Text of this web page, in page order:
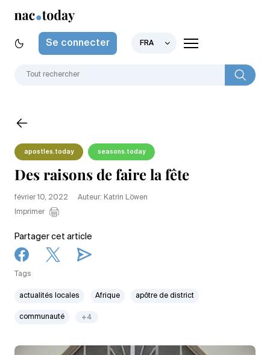
Se connecter FRA
apostles.today seasons.today
Des raisons de faire la fête
février 10, 2022
Auteur: Katrin Löwen
Imprimer
Partager cet article
Tags
actualités locales Afrique apôtre de district
communauté +4